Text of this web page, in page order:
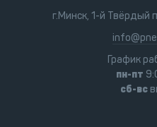
г.Минск, 1-й Твёрдый
График
пн-пт
сб-вс